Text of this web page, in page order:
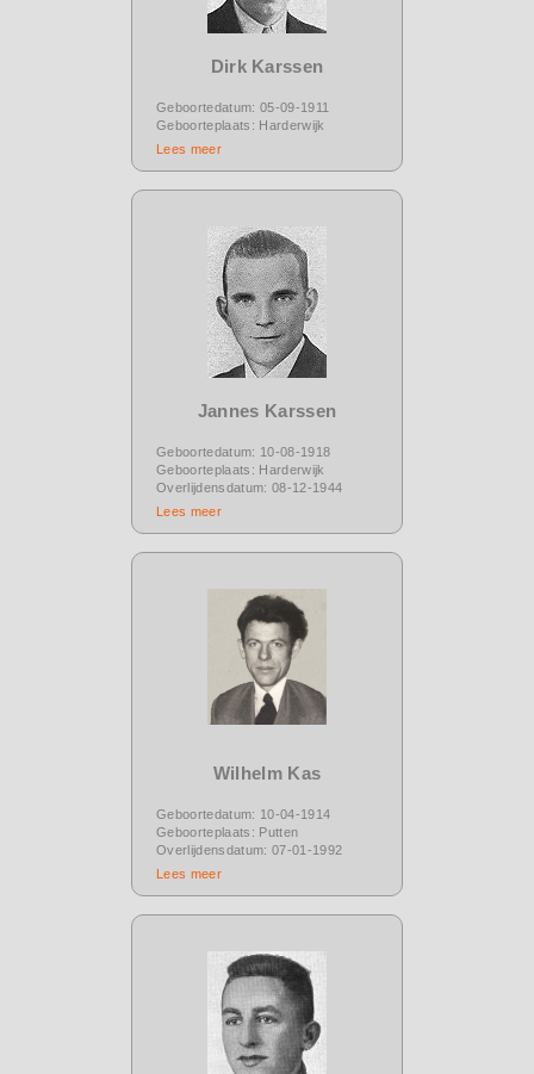
Dirk Karssen
Geboortedatum: 05-09-1911
Geboorteplaats: Harderwijk
Lees meer
Jannes Karssen
Geboortedatum: 10-08-1918
Geboorteplaats: Harderwijk
Overlijdensdatum: 08-12-1944
Lees meer
Wilhelm Kas
Geboortedatum: 10-04-1914
Geboorteplaats: Putten
Overlijdensdatum: 07-01-1992
Lees meer